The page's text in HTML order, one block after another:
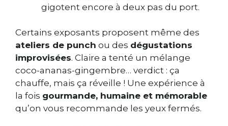
gigotent encore à deux pas du port.
Certains exposants proposent même des
ateliers de punch ou des dégustations
improvisées. Claire a tenté un mélange
coco-ananas-gingembre… verdict : ça
chauffe, mais ça réveille ! Une expérience à
la fois gourmande, humaine et mémorable
qu’on vous recommande les yeux fermés.